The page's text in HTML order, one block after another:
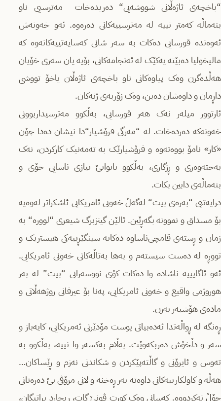
“باخچه‌ی ئاژە‌ڵانی شووشه‌یی“ ده‌ریده‌خات مه‌ترسیی ناو
بنه‌ماڵە که‌متر نییه له مه‌ترسییه‌کانی ده‌ره‌وه. ئەو خه‌ونه‌ش
ئەوەنده قورسایی ده‌کات به سه‌ر شانی که‌سایه‌تییه‌کانه‌وه که
مالیخولیا ده‌بێتە یەکێک لە ئەنجامه‌کانی، بۆیە یان سەری خۆیان
هه‌ڵده‌گرن وه‌ک پیاوه‌کانی ناو باخچه‌ی ئاژەڵان یاخۆ تووشی
داڕمان و داوه‌شان ده‌بن، وه‌ک زۆربه‌ی ژنه‌کان.
ئارتوور میله‌ر نه‌ک هه‌ر قورسایی، به‌ڵکوو مه‌ترسیداربوونی
خه‌ونه‌که ده‌رده‌خات. له “مه‌رگی فرۆشیار“دا نیشان ده‌دا چۆن
«کار» نامۆ بووه‌ته‌وه و فرۆشیارێک بە ته‌مه‌نیک کارکردن، نەک
به‌خته‌وه‌ری و ڕزگاری، به‌ڵکوو ناتوانێ نیازی ئاسایی خۆی و
بنه‌ماڵەی دابین بکات.
دژایه‌تیی “به‌ره‌ی بیت“ له‌گه‌ڵ خه‌ونی ئامریکایی ئاشکراتر له‌وه‌یه
بۆ مسداق و نموونه‌‌ بگه‌ڕێین. ئالێن گینزبرگ شیعری “لووره“ به
زمان و ڕسته‌ی قامچی‌ئاساوە ده‌کاته شینگێڕییه‌کی هیستریک و
تووڕە له ده‌ست سیسته‌م و به‌ها به‌تاڵەکانی خه‌ونی ئامریکایی.
ئەو ئاگایییه ناشاده وا ده‌کات کۆی نووسه‌رانی “بیت” له به‌ر
هوروژمی واقیع و خه‌ونی ئامریکایی، په‌نا بۆ عیرفانی روژهه‌ڵاتی و
ماده‌ی هۆشبه‌ر به‌ر‌ن.
ڕەنگه له ڕواڵەتدا ئەدەبیاتی پوست مۆدێرنی ئەمریکایی، کایه‌باز و
سه‌ر و دڵخۆش ده‌ربکه‌وێت. به‌ڵام به‌کسه‌ر وا نییه، به‌ڵکوو به
ته‌وس و ئایرۆنی و گاڵتەپێکردن و شکاندنی نه‌زم و ڕێساکان…
هه‌ڵە و کاولکارییه‌کانی داوه‌ته به‌ر ڕەخنه و لانی مرۆڤی بێ ده‌ره‌تانی
چۆڵ نه‌کردووه. که‌سانی وه‌ک کورت ڤونێ گات، ریچارد براتیگان،